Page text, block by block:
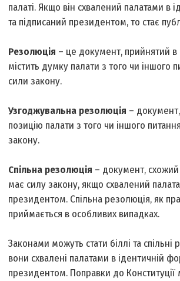
палаті. Якщо він схвалений палатами в
та підписаний президентом, то стає
Резолюція – це документ, прийнятий в
містить думку палати з того чи іншого
сили закону.
Узгоджувальна резолюція –
позицію палати з того чи іншого
закону.
Спільна резолюція – документ, схожий
має силу закону, якщо схвалений
президентом. Спільна резолюція, як
приймається в особливих випадках.
Законами можуть стати біллі та спільні
вони схвалені палатами в ідентичній
президентом. Поправки до Конституції